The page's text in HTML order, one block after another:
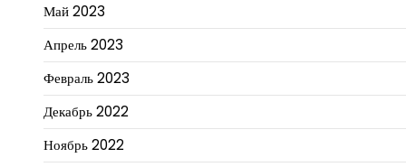
Май 2023
Апрель 2023
Февраль 2023
Декабрь 2022
Ноябрь 2022